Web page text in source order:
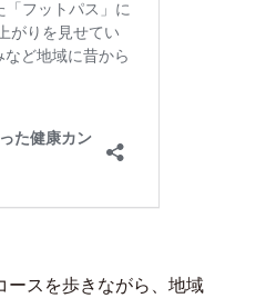
ースを歩きながら、地域